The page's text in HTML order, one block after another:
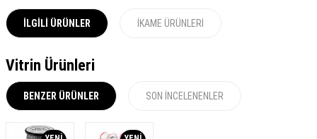
İLGILI ÜRÜNLER İKAME ÜRÜNLERI
Vitrin Ürünleri
BENZER ÜRÜNLER SON İNCELENENLER